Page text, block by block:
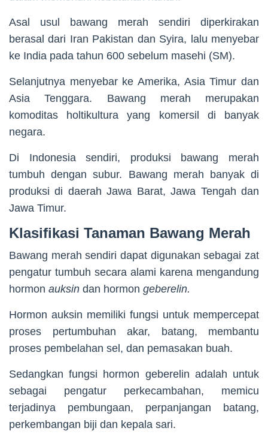
Asal usul bawang merah sendiri diperkirakan
berasal dari Iran Pakistan dan Syira, lalu menyebar
ke India pada tahun 600 sebelum masehi (SM).
Selanjutnya menyebar ke Amerika, Asia Timur dan
Asia Tenggara. Bawang merah merupakan
komoditas holtikultura yang komersil di banyak
negara.
Di Indonesia sendiri, produksi bawang merah
tumbuh dengan subur. Bawang merah banyak di
produksi di daerah Jawa Barat, Jawa Tengah dan
Jawa Timur.
Klasifikasi Tanaman Bawang Merah
Bawang merah sendiri dapat digunakan sebagai zat
pengatur tumbuh secara alami karena mengandung
hormon auksin dan hormon geberelin.
Hormon auksin memiliki fungsi untuk mempercepat
proses pertumbuhan akar, batang, membantu
proses pembelahan sel, dan pemasakan buah.
Sedangkan fungsi hormon geberelin adalah untuk
sebagai pengatur perkecambahan, memicu
terjadinya pembungaan, perpanjangan batang,
perkembangan biji dan kepala sari.